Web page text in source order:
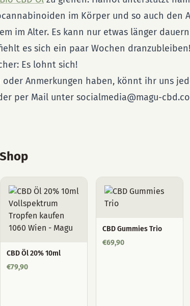
im Körper und so auch den
im Alter. Es kann nur etwas länger
es sich ein paar Wochen
Es lohnt sich!
Anmerkungen haben, könnt ihr uns
per Mail unter socialmedia@magu-
CBD Öl 20% 10ml
€79,90
CBD Gummies Trio
€69,90